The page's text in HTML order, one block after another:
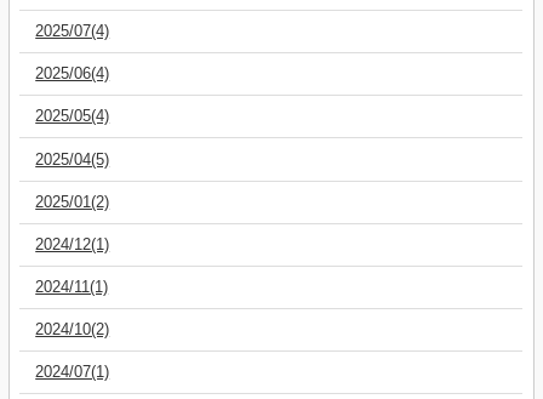
2025/07(4)
2025/06(4)
2025/05(4)
2025/04(5)
2025/01(2)
2024/12(1)
2024/11(1)
2024/10(2)
2024/07(1)